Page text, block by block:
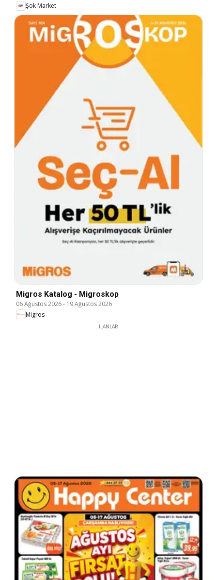
Şok Market
Migros Katalog - Migroskop
06 Ağustos 2026- 19 Ağustos 2026
Migros
İLANLAR